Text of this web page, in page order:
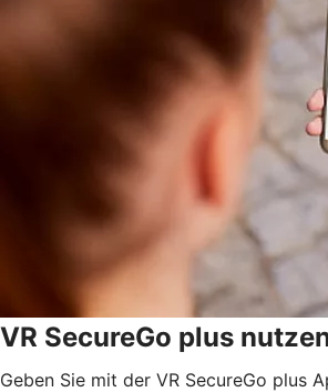
VR SecureGo plus
Geben Sie mit der VR SecureGo plus